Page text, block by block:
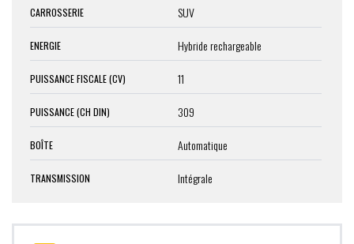
CARROSSERIE SUV
ENERGIE Hybride rechargeable
PUISSANCE FISCALE (CV) 11
PUISSANCE (CH DIN) 309
BOÎTE Automatique
TRANSMISSION Intégrale